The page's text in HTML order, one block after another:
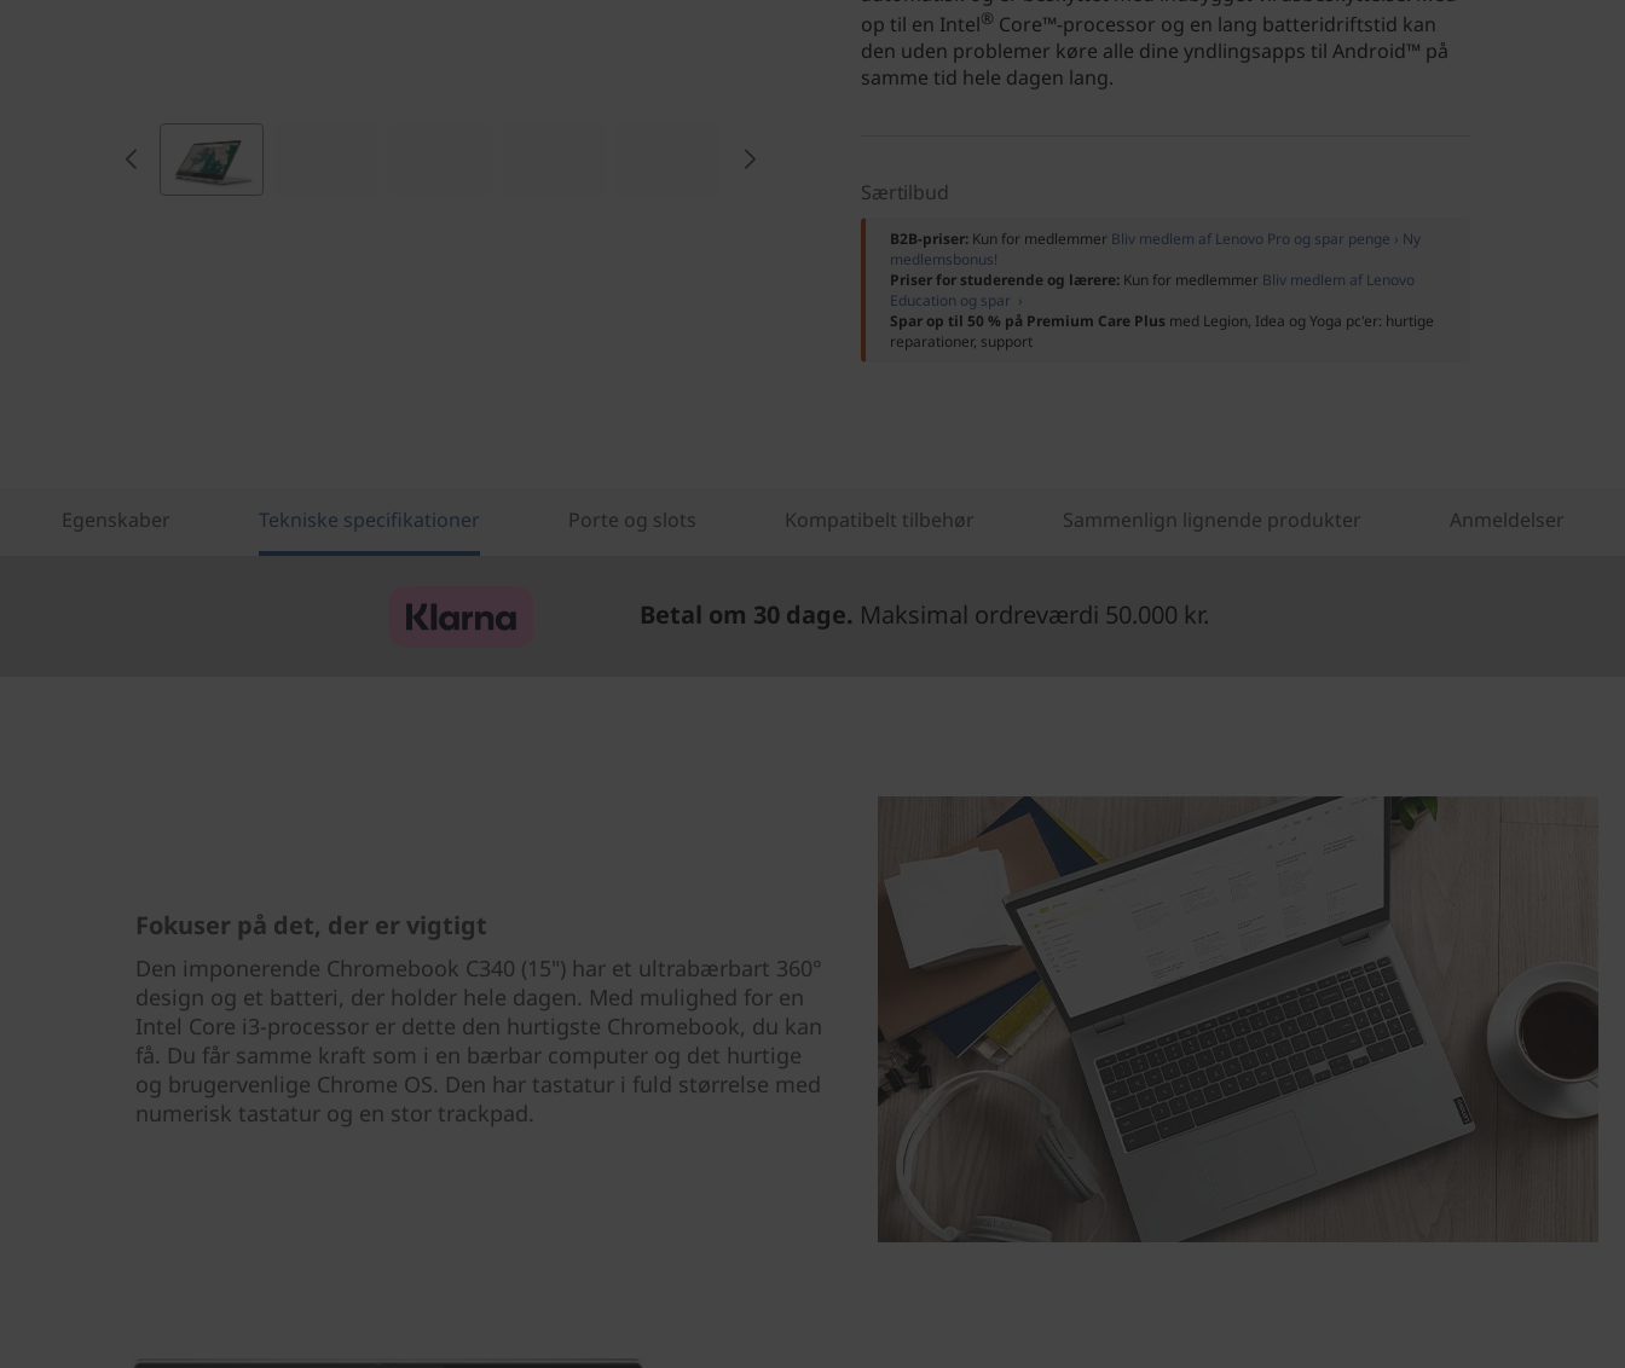
op til en Intel® Core™-processor og en lang batteridriftstid kan
den uden problemer køre alle dine yndlingsapps til Android™ på
samme tid hele dagen lang.
Særtilbud
B2B-priser: Kun for medlemmer Bliv medlem af Lenovo Pro og spar penge › Ny
medlemsbonus!
Priser for studerende og lærere: Kun for medlemmer Bliv medlem af Lenovo
Education og spar ›
Spar op til 50 % på Premium Care Plus med Legion, Idea og Yoga pc'er: hurtige
reparationer, support
Egenskaber Tekniske specifikationer Porte og slots Kompatibelt tilbehør Sammenlign lignende produkter Anmeldelser
Betal om 30 dage. Maksimal ordreværdi 50.000 kr.
Fokuser på det, der er vigtigt
Den imponerende Chromebook C340 (15") har et ultrabærbart 360°
design og et batteri, der holder hele dagen. Med mulighed for en
Intel Core i3-processor er dette den hurtigste Chromebook, du kan
få. Du får samme kraft som i en bærbar computer og det hurtige
og brugervenlige Chrome OS. Den har tastatur i fuld størrelse med
numerisk tastatur og en stor trackpad.